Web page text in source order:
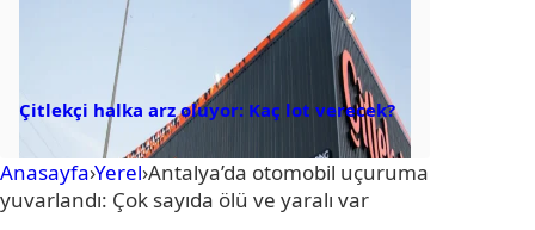
Çitlekçi halka arz oluyor: Kaç lot verecek?
Anasayfa›Yerel›Antalya’da otomobil uçuruma
yuvarlandı: Çok sayıda ölü ve yaralı var